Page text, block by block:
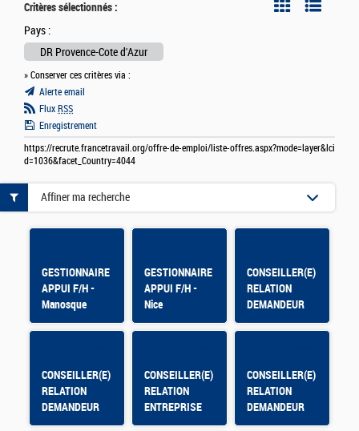
Critères sélectionnés :
Pays :
DR Provence-Cote d'Azur
» Conserver ces critères via :
Alerte email
Flux RSS
Enregistrement
https://recrute.francetravail.org/offre-de-emploi/liste-offres.aspx?mode=layer&lci
d=1036&facet_Country=4044
GESTIONNAIRE
APPUI F/H -
Manosque
GESTIONNAIRE
APPUI F/H -
Nice
CONSEILLER(E)
RELATION
DEMANDEUR
D'EMPLOI
CONSEILLER(E)
RELATION
DEMANDEUR
D'EMPLOI
CONSEILLER(E)
RELATION
ENTREPRISE
CONSEILLER(E)
RELATION
DEMANDEUR
D'EMPLOI
Affiner ma recherche